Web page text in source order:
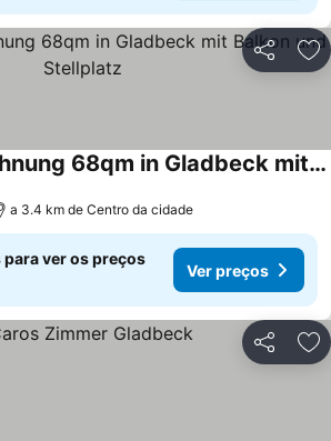
Partilhar
3,5 Zimmer Wohnung 68qm in Gladbeck mit Balkon und Stellplatz
a 3.4 km de Centro da cidade
para ver os preços
Ver preços
Partilhar